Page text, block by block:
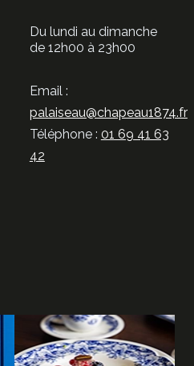
Du lundi au dimanche
de 12h00 à 23h00
Email :
palaiseau@chapeau1874.fr
Téléphone : 01 69 41 63
42